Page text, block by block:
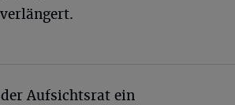
Aufsichtsrat ein